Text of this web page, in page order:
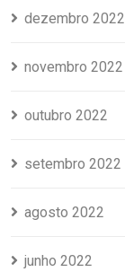
dezembro 2022
novembro 2022
outubro 2022
setembro 2022
agosto 2022
junho 2022